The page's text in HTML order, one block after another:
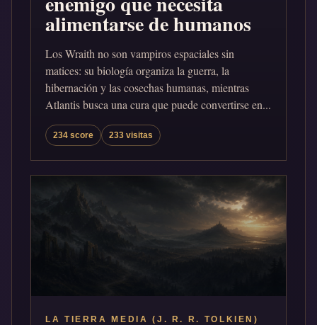
alimentarse de humanos
Los Wraith no son vampiros espaciales sin
matices: su biología organiza la guerra, la
hibernación y las cosechas humanas, mientras
Atlantis busca una cura que puede convertirse en...
234 score 233 visitas
LA TIERRA MEDIA (J. R. R. TOLKIEN)